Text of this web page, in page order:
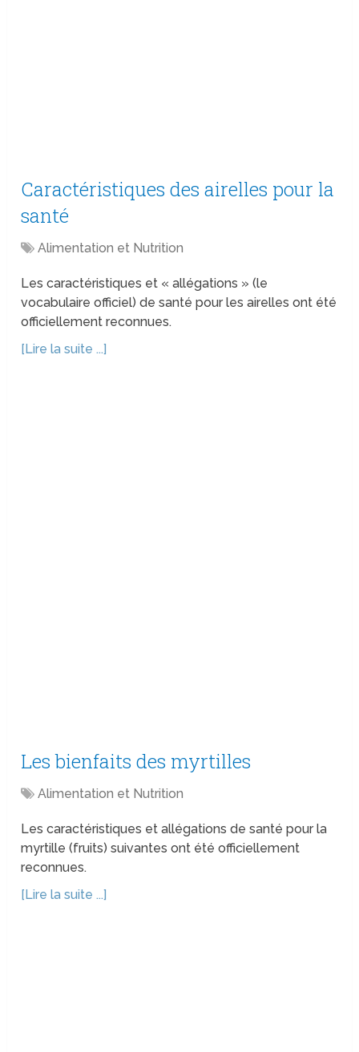
Caractéristiques des airelles pour la
santé
Alimentation et Nutrition
Les caractéristiques et « allégations » (le
vocabulaire officiel) de santé pour les airelles ont été
officiellement reconnues.
[Lire la suite ...]
Les bienfaits des myrtilles
Alimentation et Nutrition
Les caractéristiques et allégations de santé pour la
myrtille (fruits) suivantes ont été officiellement
reconnues.
[Lire la suite ...]